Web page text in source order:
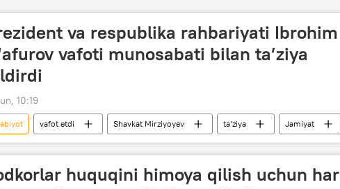
va respublika rahbariyati Ibrohim
vafoti munosabati bilan ta’ziya
10:19
vafot etdi Shavkat Mirziyoyev ta’ziya
Jamiyat
tiklanish" DP
huquqini himoya qilish uchun har